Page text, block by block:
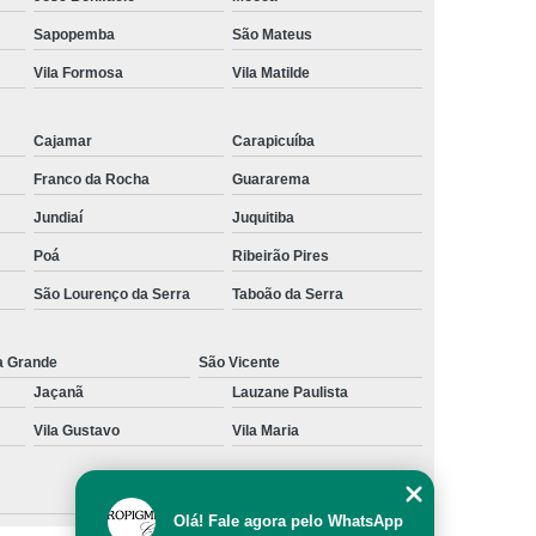
Preenchimento Capilar com Micro Ponto
Preenchimento Capilar com Pigmentação
Preenchimento Capilar Masculino
Preenchimento Capilar nas Entradas
Diminuir Testa
Tratamento de Calvície
Tratamento para Calvície com Micopigmentação
Tratamento para Calvície em Homens
Tratamento para Calvície Masculina
Sapopemba São Mateus
Vila Formosa Vila Matilde
Cajamar Carapicuíba
Franco da Rocha Guararema
Jundiaí Juquitiba
Poá Ribeirão Pires
São Lourenço da Serra Taboão da Serra
Grande
São Vicente
Jaçanã Lauzane Paulista
Vila Gustavo Vila Maria
Olá! Fale agora pelo WhatsApp